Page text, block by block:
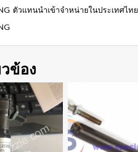
ตัวแทนนำเข้าจำหน่ายในประเทศไทย
ข้อง